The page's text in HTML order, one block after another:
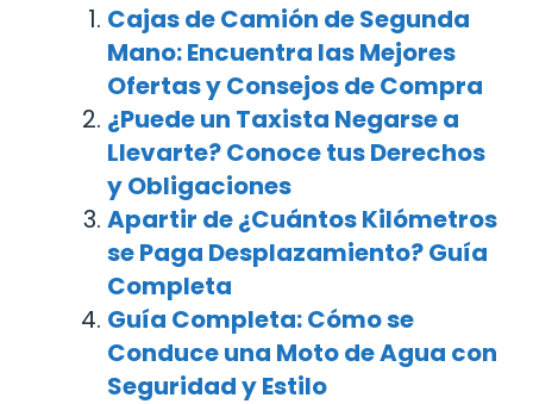
Cajas de Camión de Segunda
Mano: Encuentra las Mejores
Ofertas y Consejos de Compra
¿Puede un Taxista Negarse a
Llevarte? Conoce tus Derechos
y Obligaciones
Apartir de ¿Cuántos Kilómetros
se Paga Desplazamiento? Guía
Completa
Guía Completa: Cómo se
Conduce una Moto de Agua con
Seguridad y Estilo